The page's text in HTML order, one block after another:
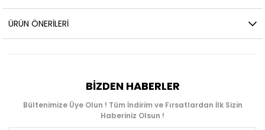
ÜRÜN ÖNERILERI
BIZDEN HABERLER
Bültenimize Üye Olun ! Tüm İndirim ve Fırsatlardan İlk Sizin
Haberiniz Olsun !